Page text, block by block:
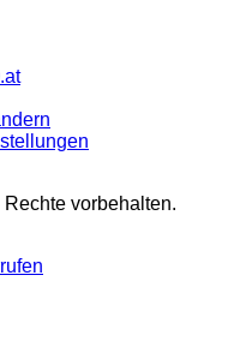
Rechte vorbehalten.